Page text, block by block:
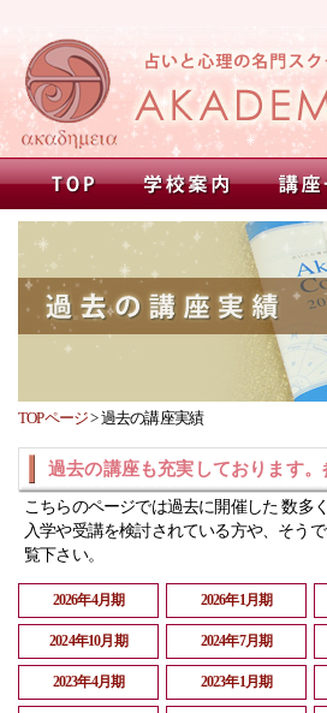
TOPページ>過去の講座実績
過去の講座も充実しております。
こちらのページでは過去に開催した 数多
入学や受講を検討されている方や、そう
覧下さい。
2026年4月期 2026年1月期
2024年10月期 2024年7月期
2023年4月期 2023年1月期